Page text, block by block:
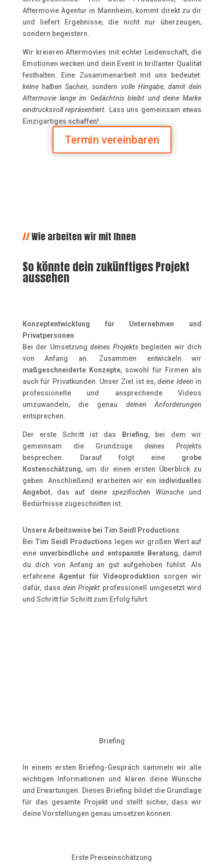
Aftermovie Agentur in Mannheim, kommt direkt zu dir
und liefert Ergebnisse, die nicht nur überzeugen,
sondern begeistern.
Wir kreieren Aftermovies mit echter Leidenschaft, die
Emotionen wecken und dein Event in brillanter Qualität
festhalten. Eine Zusammenarbeit mit uns bedeutet:
keine halben Sachen, sondern volle Hingabe, damit dein
Aftermovie lange im Gedächtnis bleibt und deine Marke
eindrucksvoll repräsentiert. Lass uns gemeinsam etwas
Einzigartiges schaffen!
Termin vereinbaren
//Wie arbeiten wir mit Ihnen
So könnte dein zukünftiges Projekt
aussehen
Konzeptentwicklung für Unternehmen und
Privatpersonen
Bei der Umsetzungdeines Projektsbegleiten wir dich
von Anfang an. Zusammen entwickeln wir
maßgeschneiderte Konzepte, sowohl für Firmen als
auch für Privatkunden. Unser Ziel ist es,deine Ideen in
professionelle und ansprechende Videos
umzuwandeln, die genau deinen Anforderungen
entsprechen.
Der erste Schritt ist das Briefing, bei dem wir
gemeinsam die Grundzüge deines Projekts
besprechen. Darauf folgt eine grobe
Kostenschätzung, um dir einen ersten Überblick zu
geben. Anschließend erarbeiten wir ein individuelles
Angebot, das auf deine spezifischen Wünscheund
Bedürfnisse zugeschnitten ist.
Unsere Arbeitsweise bei Tim Seidl Productions
Bei Tim Seidl Productions legen wir großen Wert auf
eine unverbindliche und entspannte Beratung, damit
du dich von Anfang an gut aufgehoben fühlst. Als
erfahrene Agentur für Videoproduktion sorgen wir
dafür, dass dein Projekt professionell umgesetzt wird
und Schritt für Schritt zum Erfolg führt.
Briefing
In einem ersten Briefing-Gespräch sammeln wir alle
wichtigen Informationen und klären deine Wünsche
und Erwartungen. Dieses Briefing bildet die Grundlage
für das gesamte Projekt und stellt sicher, dass wir
deine Vorstellungen genau umsetzen können.
Erste Preiseinschätzung